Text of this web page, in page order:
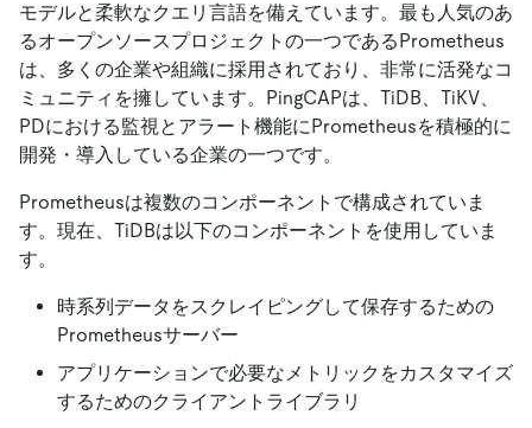
モデルと柔軟なクエリ言語を備えています。最も人気のあ
るオープンソースプロジェクトの一つであるPrometheus
は、多くの企業や組織に採用されており、非常に活発なコ
ミュニティを擁しています。PingCAPは、TiDB、TiKV、
PDにおける監視とアラート機能にPrometheusを積極的に
開発・導入している企業の一つです。
Prometheusは複数のコンポーネントで構成されていま
す。現在、TiDBは以下のコンポーネントを使用していま
す。
時系列データをスクレイピングして保存するための
Prometheusサーバー
アプリケーションで必要なメトリックをカスタマイズ
するためのクライアントライブラリ